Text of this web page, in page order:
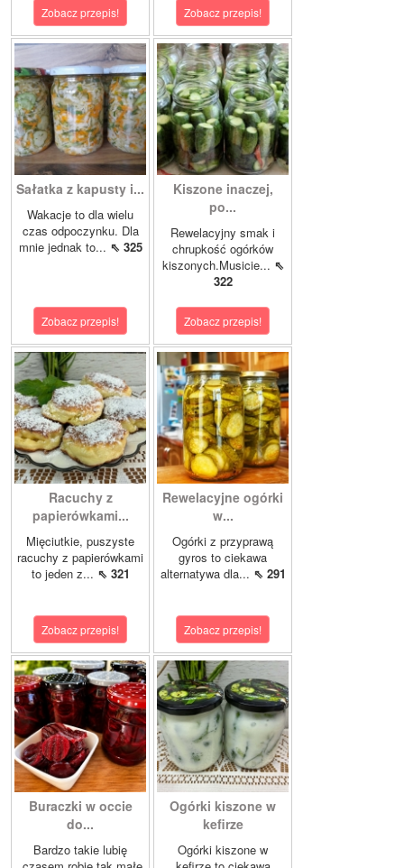
Zobacz przepis! Zobacz przepis!
Sałatka z kapusty i...
Wakacje to dla wielu
czas odpoczynku. Dla
mnie jednak to... ⇖ 325
Zobacz przepis!
Kiszone inaczej,
po...
Rewelacyjny smak i
chrupkość ogórków
kiszonych.Musicie... ⇖
322
Zobacz przepis!
Racuchy z
papierówkami...
Mięciutkie, puszyste
racuchy z papierówkami
to jeden z... ⇖ 321
Zobacz przepis!
Rewelacyjne ogórki
w...
Ogórki z przyprawą
gyros to ciekawa
alternatywa dla... ⇖ 291
Zobacz przepis!
Buraczki w occie
do...
Bardzo takie lubię
Ogórki kiszone w
kefirze
Ogórki kiszone w